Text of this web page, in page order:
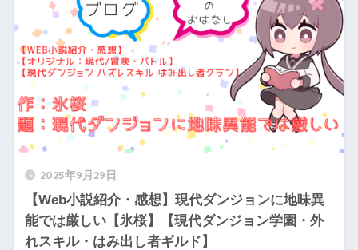
2025年9月29日
【Web小説紹介・感想】現代ダンジョンに地味異
能では厳しい【氷桜】【現代ダンジョン学園・外
れスキル・はみ出し者ギルド】